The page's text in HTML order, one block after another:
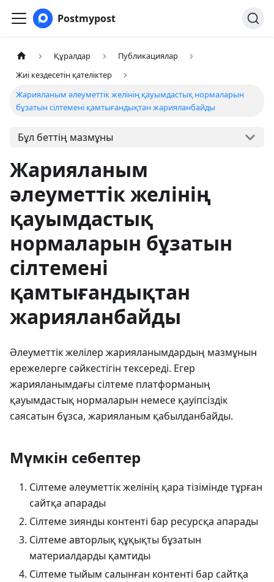
Postmypost
Құралдар
Публикациялар
Жиі кездесетін қателіктер
Жарияланым әлеуметтік желінің қауымдастық нормаларын
бұзатын сілтемені қамтығандықтан жарияланбайды
Бұл беттің мазмұны
Жарияланым
әлеуметтік желінің
қауымдастық
нормаларын бұзатын
сілтемені
қамтығандықтан
жарияланбайды
Әлеуметтік желілер жарияланымдардың мазмұнын
ережелерге сәйкестігін тексереді. Егер
жарияланымдағы сілтеме платформаның
қауымдастық нормаларын немесе қауіпсіздік
саясатын бұзса, жарияланым қабылданбайды.
Мүмкін себептер
Сілтеме әлеуметтік желінің қара тізімінде тұрған
сайтқа апарады
Сілтеме зиянды контенті бар ресурсқа апарады
Сілтеме авторлық құқықты бұзатын
материалдарды қамтиды
Сілтеме тыйым салынған контенті бар сайтқа